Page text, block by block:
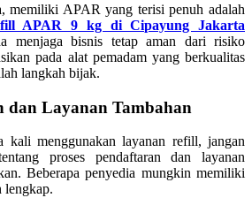
memiliki APAR yang terisi penuh adalah
APAR 9 kg di Cipayung Jakarta
menjaga bisnis tetap aman dari risiko
pada alat pemadam yang berkualitas
langkah bijak.
dan Layanan Tambahan
kali menggunakan layanan refill, jangan
proses pendaftaran dan layanan
Beberapa penyedia mungkin memiliki
lengkap.